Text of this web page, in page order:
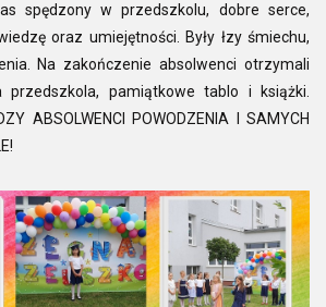
spędzony w przedszkolu, dobre serce,
oraz umiejętności. Były łzy śmiechu,
Na zakończenie absolwenci otrzymali
przedszkola, pamiątkowe tablo i książki.
ABSOLWENCI POWODZENIA I SAMYCH